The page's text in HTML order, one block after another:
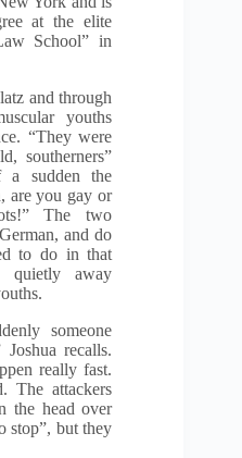
at the elite
School” in
and through
youths
“They were
southerners”
a sudden the
are you gay or
The two
and do
to do in that
quietly away
someone
recalls.
really fast.
The attackers
the head over
stop”, but they